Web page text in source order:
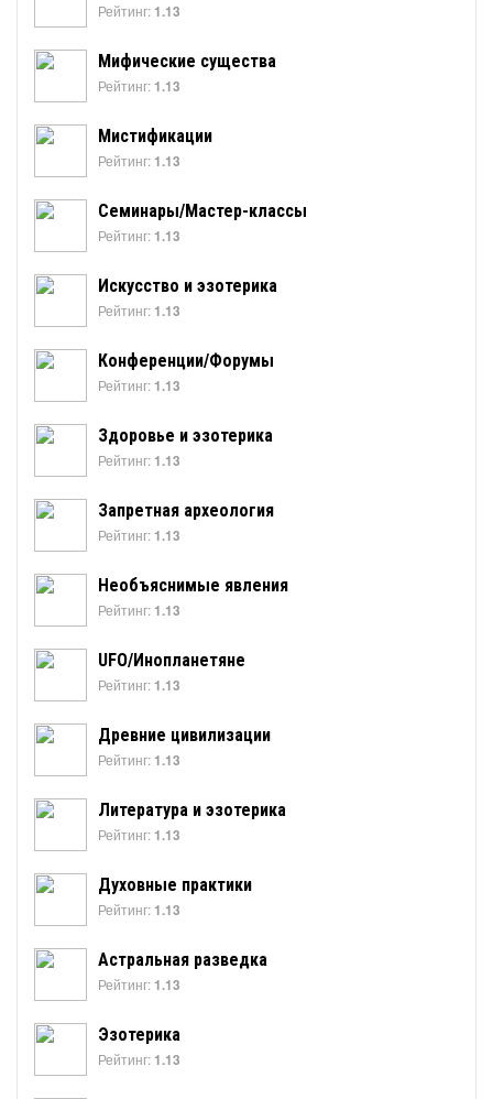
Рейтинг: 1.13
Мифические существа
Рейтинг: 1.13
Мистификации
Рейтинг: 1.13
Семинары/Мастер-классы
Рейтинг: 1.13
Искусство и эзотерика
Рейтинг: 1.13
Конференции/Форумы
Рейтинг: 1.13
Здоровье и эзотерика
Рейтинг: 1.13
Запретная археология
Рейтинг: 1.13
Необъяснимые явления
Рейтинг: 1.13
UFO/Инопланетяне
Рейтинг: 1.13
Древние цивилизации
Рейтинг: 1.13
Литература и эзотерика
Рейтинг: 1.13
Духовные практики
Рейтинг: 1.13
Астральная разведка
Рейтинг: 1.13
Эзотерика
Рейтинг: 1.13